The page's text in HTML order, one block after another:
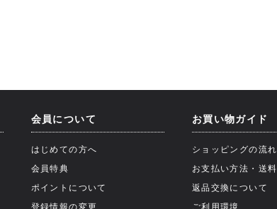
会員について
はじめての方へ
会員特典
ポイントについて
登録情報の変更
お買い物ガイド
ショッピングの流れ
お支払い方法・送料
返品交換について
ご利用環境